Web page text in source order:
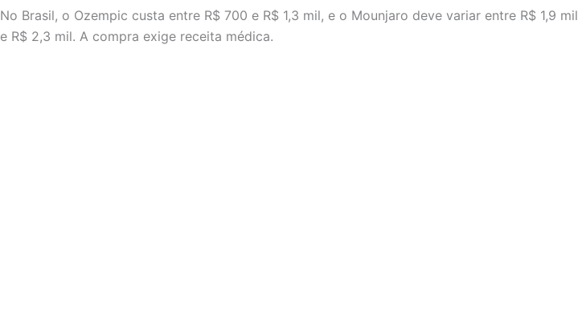
No Brasil, o Ozempic custa entre R$ 700 e R$ 1,3 mil, e o Mounjaro deve variar entre R$ 1,9 mil
e R$ 2,3 mil. A compra exige receita médica.